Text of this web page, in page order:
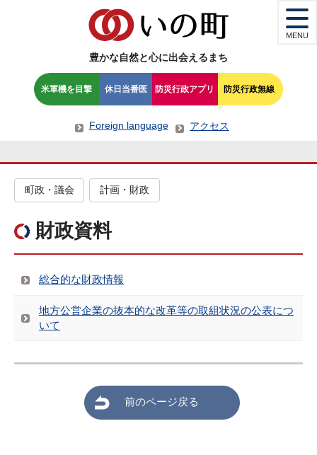
豊かな自然と心に出会えるまち
米軍機を目撃 休日当番医 防災行政アプリ 防災行政無線
Foreign language アクセス
MENU
町政・議会 計画・財政
財政資料
総合的な財政情報
地方公営企業の抜本的な改革等の取組状況の公表につ
いて
前のページ戻る